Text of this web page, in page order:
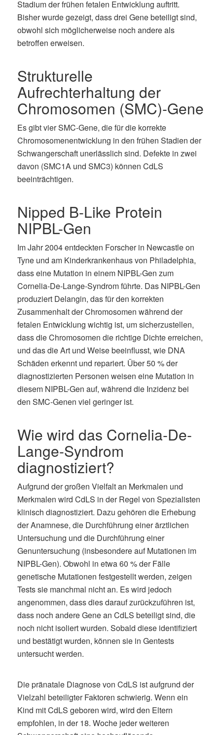
Stadium der frühen fetalen Entwicklung auftritt.
Bisher wurde gezeigt, dass drei Gene beteiligt sind,
obwohl sich möglicherweise noch andere als
betroffen erweisen.
Strukturelle
Aufrechterhaltung der
Chromosomen (SMC)-Gene
Es gibt vier SMC-Gene, die für die korrekte
Chromosomenentwicklung in den frühen Stadien der
Schwangerschaft unerlässlich sind. Defekte in zwei
davon (SMC1A und SMC3) können CdLS
beeinträchtigen.
Nipped B-Like Protein
NIPBL-Gen
Im Jahr 2004 entdeckten Forscher in Newcastle on
Tyne und am Kinderkrankenhaus von Philadelphia,
dass eine Mutation in einem NIPBL-Gen zum
Cornelia-De-Lange-Syndrom führte. Das NIPBL-Gen
produziert Delangin, das für den korrekten
Zusammenhalt der Chromosomen während der
fetalen Entwicklung wichtig ist, um sicherzustellen,
dass die Chromosomen die richtige Dichte erreichen,
und das die Art und Weise beeinflusst, wie DNA
Schäden erkennt und repariert. Über 50 % der
diagnostizierten Personen weisen eine Mutation in
diesem NIPBL-Gen auf, während die Inzidenz bei
den SMC-Genen viel geringer ist.
Wie wird das Cornelia-De-
Lange-Syndrom
diagnostiziert?
Aufgrund der großen Vielfalt an Merkmalen und
Merkmalen wird CdLS in der Regel von Spezialisten
klinisch diagnostiziert. Dazu gehören die Erhebung
der Anamnese, die Durchführung einer ärztlichen
Untersuchung und die Durchführung einer
Genuntersuchung (insbesondere auf Mutationen im
NIPBL-Gen). Obwohl in etwa 60 % der Fälle
genetische Mutationen festgestellt werden, zeigen
Tests sie manchmal nicht an. Es wird jedoch
angenommen, dass dies darauf zurückzuführen ist,
dass noch andere Gene an CdLS beteiligt sind, die
noch nicht isoliert wurden. Sobald diese identifiziert
und bestätigt wurden, können sie in Gentests
untersucht werden.
Die pränatale Diagnose von CdLS ist aufgrund der
Vielzahl beteiligter Faktoren schwierig. Wenn ein
Kind mit CdLS geboren wird, wird den Eltern
empfohlen, in der 18. Woche jeder weiteren